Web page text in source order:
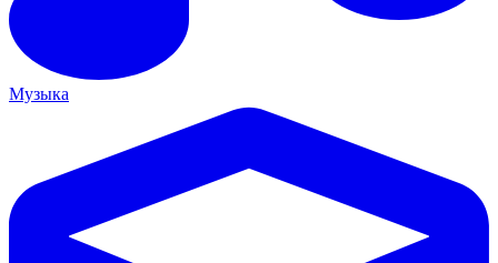
Музыка